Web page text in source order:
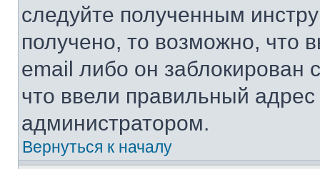
следуйте полученным
получено, то возможно, что
email либо он
что ввели правильный адрес
администратором.
Вернуться к началу